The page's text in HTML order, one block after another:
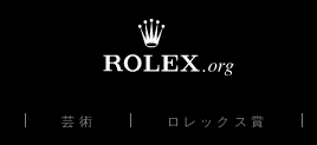
芸術 ロレックス賞